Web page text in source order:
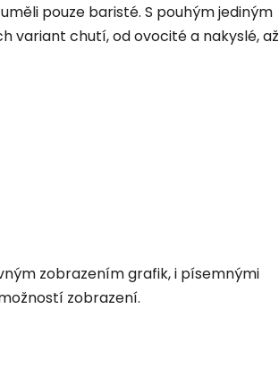
pouze baristé. S pouhým jediným
variant chutí, od ovocité a nakyslé, až
zobrazením grafik, i písemnými
zobrazení.